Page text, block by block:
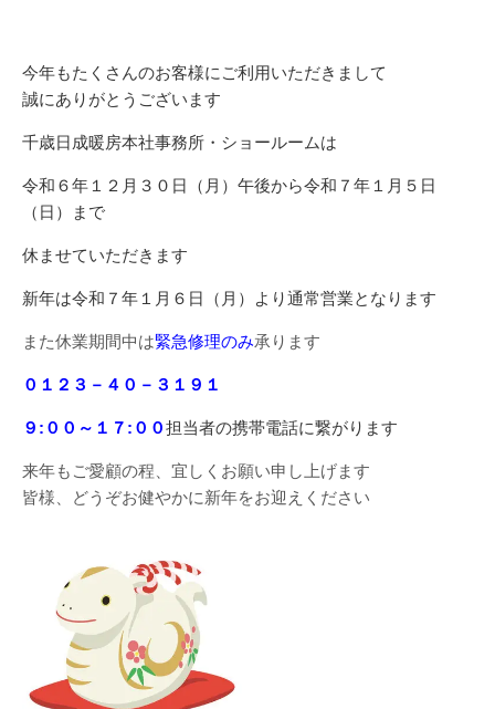
今年もたくさんのお客様にご利用いただきまして
誠にありがとうございます
千歳日成暖房本社事務所・ショールームは
令和６年１２月３０日（月）午後から令和７年１月５日
（日）まで
休ませていただきます
新年は令和７年１月６日（月）より通常営業となります
また休業期間中は緊急修理のみ承ります
０１２３－４０－３１９１
９:００～１７:００担当者の携帯電話に繋がります
来年もご愛顧の程、宜しくお願い申し上げます
皆様、どうぞお健やかに新年をお迎えください